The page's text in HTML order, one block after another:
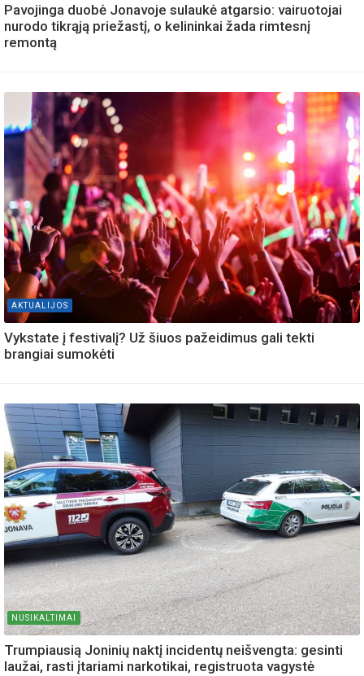
Pavojinga duobė Jonavoje sulaukė atgarsio: vairuotojai
nurodo tikrąją priežastį, o kelininkai žada rimtesnį
remontą
AKTUALIJOS
Vykstate į festivalį? Už šiuos pažeidimus gali tekti
brangiai sumokėti
NUSIKALTIMAI
Trumpiausią Joninių naktį incidentų neišvengta: gesinti
laužai, rasti įtariami narkotikai, registruota vagystė